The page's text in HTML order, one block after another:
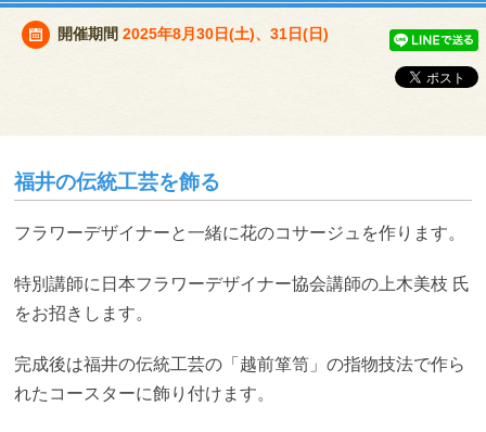
開催期間 2025年8月30日(土)、31日(日)
福井の伝統工芸を飾る
フラワーデザイナーと一緒に花のコサージュを作ります。
特別講師に日本フラワーデザイナー協会講師の上木美枝 氏
をお招きします。
完成後は福井の伝統工芸の「越前箪笥」の指物技法で作ら
れたコースターに飾り付けます。